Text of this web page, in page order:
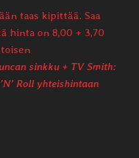
taas kipittää. Saa
hinta on 8,00 + 3,70
sinkku + TV Smith:
Roll yhteishintaan